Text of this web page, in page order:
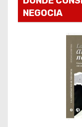
NEGOCIA